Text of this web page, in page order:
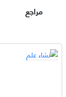
مراجع